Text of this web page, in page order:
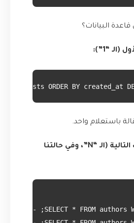
البيانات؟
(الـ “1”):
FROM posts ORDER BY created_at
الاستعلامات التالية (الـ “N”، وفي حالتنا